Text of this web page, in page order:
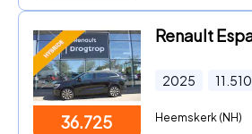
36.725
2025 11.510
Heemskerk (NH)